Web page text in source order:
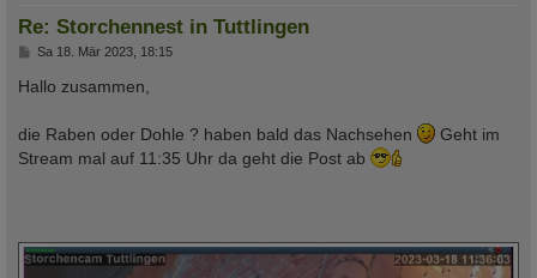
Re: Storchennest in Tuttlingen
B
i
a
g
Sa 18. Mär 2023, 18:15
Hallo zusammen,
die Raben oder Dohle ? haben bald das Nachsehen
Geht im
Stream mal auf 11:35 Uhr da geht die Post ab